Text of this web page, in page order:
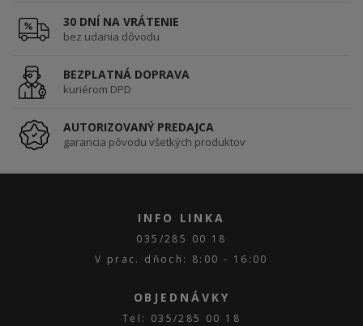
30 DNÍ NA VRÁTENIE
bez udania dôvodu
BEZPLATNÁ DOPRAVA
kuriérom DPD
AUTORIZOVANÝ PREDAJCA
garancia pôvodu všetkých produktov
INFO LINKA
035/285 00 18
V prac. dňoch: 8:00 - 16:00
OBJEDNÁVKY
Tel: 035/285 00 18